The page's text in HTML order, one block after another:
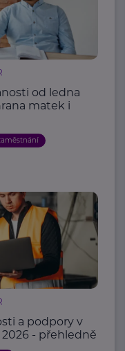
od ledna
matek i
a podpory v
- přehledně